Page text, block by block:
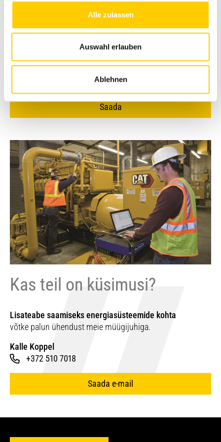
Alle zulassen
Auswahl erlauben
Ablehnen
tõhusust ja toetades hübriidoperatsioone.
Nõustun saama Avesco uudiseid ja
*Kohustuslikud väljad
Saada
Kas teil on küsimusi?
Lisateabe saamiseks energiasüsteemide kohta
võtke palun ühendust meie müügijuhiga.
Kalle Koppel
+372 510 7018
Saada e-mail